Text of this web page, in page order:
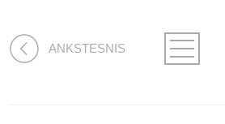
ANKSTESNIS